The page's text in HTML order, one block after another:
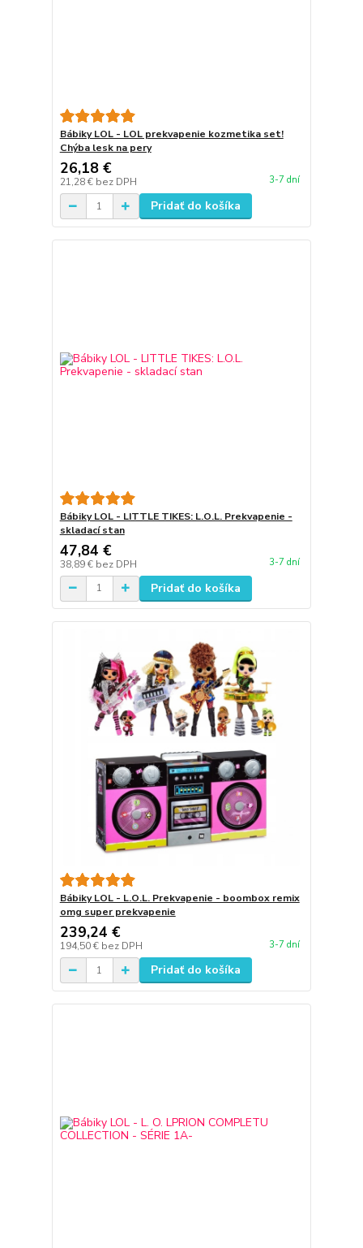
Bábiky LOL - LOL prekvapenie kozmetika set!
Chýba lesk na pery
26,18 €
21,28 € bez DPH 3-7 dní
Pridať do košíka
Bábiky LOL - LITTLE TIKES: L.O.L. Prekvapenie -
skladací stan
47,84 €
38,89 € bez DPH 3-7 dní
Pridať do košíka
Bábiky LOL - L.O.L. Prekvapenie - boombox remix
omg super prekvapenie
239,24 €
194,50 € bez DPH 3-7 dní
Pridať do košíka